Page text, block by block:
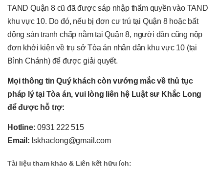
TAND Quận 8 cũ đã được sáp nhập thẩm quyền vào TAND
khu vực 10. Do đó, nếu bị đơn cư trú tại Quận 8 hoặc bất
động sản tranh chấp nằm tại Quận 8, người dân cũng nộp
đơn khởi kiện về trụ sở Tòa án nhân dân khu vực 10 (tại
Bình Chánh) để được giải quyết.
Mọi thông tin Quý khách còn vướng mắc về thủ tục
pháp lý tại Tòa án, vui lòng liên hệ Luật sư Khắc Long
để được hỗ trợ:
Hotline: 0931 222 515
Email: lskhaclong@gmail.com
Tài liệu tham khảo & Liên kết hữu ích: